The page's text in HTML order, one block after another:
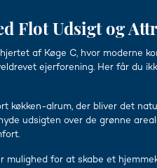
Flot Udsigt og
af Køge C, hvor
ejerforening. Her får du
køkken-alrum, der bliver det
udsigten over de grønne
for at skabe et